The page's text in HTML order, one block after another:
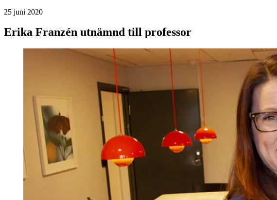
25 juni 2020
Erika Franzén utnämnd till professor